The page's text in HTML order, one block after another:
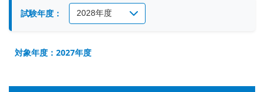
試験年度：
対象年度：2027年度